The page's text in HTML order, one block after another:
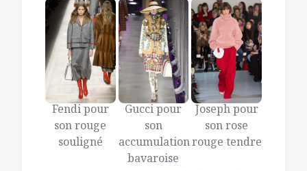
Fendi pour
son rouge
souligné
Gucci pour
son
accumulation
bavaroise
Joseph pour
son rose
rouge tendre